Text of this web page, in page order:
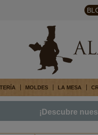
MOLDES LA MESA
¡Descubre